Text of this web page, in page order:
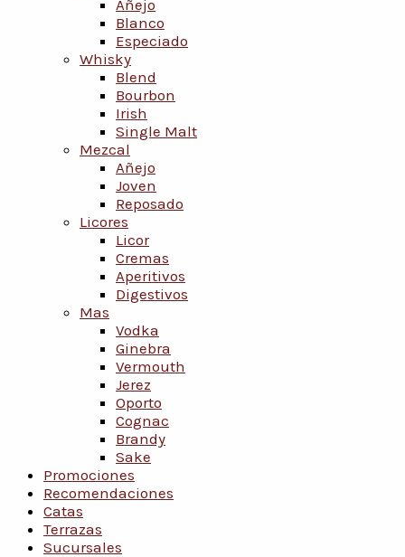
Añejo
Blanco
Especiado
Whisky
Blend
Bourbon
Irish
Single Malt
Mezcal
Añejo
Joven
Reposado
Licores
Licor
Cremas
Aperitivos
Digestivos
Mas
Vodka
Ginebra
Vermouth
Jerez
Oporto
Cognac
Brandy
Sake
Promociones
Recomendaciones
Catas
Terrazas
Sucursales